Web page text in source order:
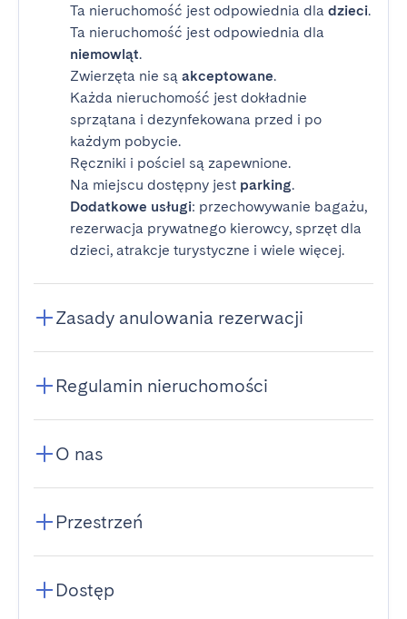
Ta nieruchomość jest odpowiednia dla dzieci.
Ta nieruchomość jest odpowiednia dla
niemowląt.
Zwierzęta nie są akceptowane.
Każda nieruchomość jest dokładnie
sprzątana i dezynfekowana przed i po
każdym pobycie.
Ręczniki i pościel są zapewnione.
Na miejscu dostępny jest parking.
Dodatkowe usługi: przechowywanie bagażu,
rezerwacja prywatnego kierowcy, sprzęt dla
dzieci, atrakcje turystyczne i wiele więcej.
Zasady anulowania rezerwacji
Regulamin nieruchomości
O nas
Przestrzeń
Dostęp